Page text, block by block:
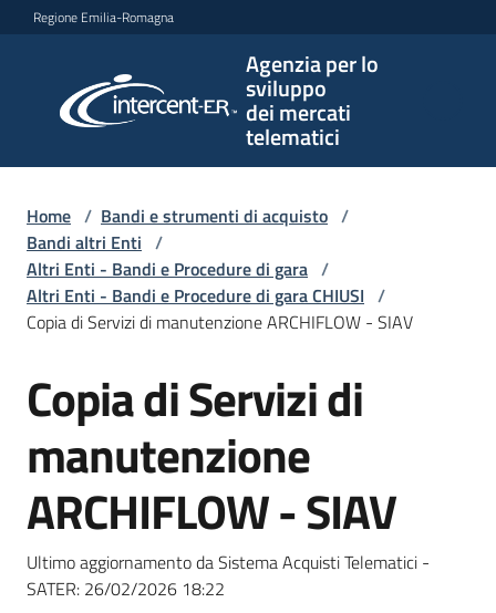
Vai al contenuto
Vai alla navigazione
Vai al footer
Regione Emilia-Romagna
Agenzia per lo
sviluppo
dei mercati
telematici
per lo
sviluppo
telematici
L'Agenzia
Bandi
strumenti
acquisto
Supporto
Home / Bandi e strumenti di acquisto /
Bandi altri Enti /
Altri Enti - Bandi e Procedure di gara /
Altri Enti - Bandi e Procedure di gara CHIUSI /
Copia di Servizi di manutenzione ARCHIFLOW - SIAV
Salta al contenuto
Copia di Servizi di
manutenzione
ARCHIFLOW - SIAV
Ultimo aggiornamento da Sistema Acquisti Telematici -
SATER: 26/02/2026 18:22